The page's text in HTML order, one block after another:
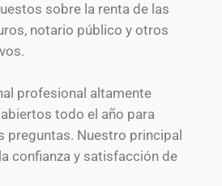
sobre la renta de las
notario público y otros
profesional altamente
todo el año para
preguntas. Nuestro principal
confianza y satisfacción de